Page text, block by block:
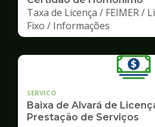
Taxa de Licença / FEIMER /
Fixo / Informações
SERVICO
Baixa de Alvará de
Prestação de Serviços